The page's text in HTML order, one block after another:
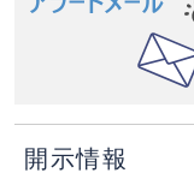
開示情報